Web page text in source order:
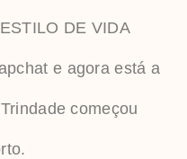
DE VIDA
e agora está a
começou